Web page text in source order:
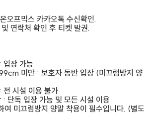
오프믹스 카카오톡 수신확인.
연락처 확인 후 티켓 발권.
장 가능
미만 : 보호자 동반 입장 (미끄럼방지 양
시설 이용 불가
단독 입장 가능 및 모든 시설 이용
여 미끄럼방지 양말 착용이 필수입니다. (별도